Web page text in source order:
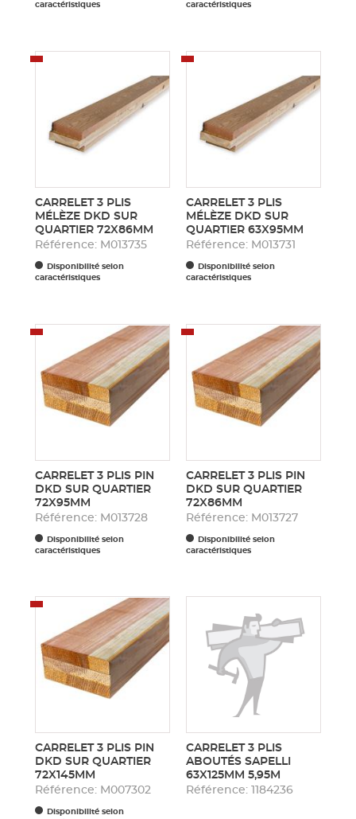
caractéristiques
caractéristiques
CARRELET 3 PLIS
MÉLÈZE DKD SUR
QUARTIER 72X86MM
Référence: M013735
Disponibilité selon
caractéristiques
CARRELET 3 PLIS
MÉLÈZE DKD SUR
QUARTIER 63X95MM
Référence: M013731
Disponibilité selon
caractéristiques
CARRELET 3 PLIS PIN
DKD SUR QUARTIER
72X95MM
Référence: M013728
Disponibilité selon
caractéristiques
CARRELET 3 PLIS PIN
DKD SUR QUARTIER
72X86MM
Référence: M013727
Disponibilité selon
caractéristiques
CARRELET 3 PLIS PIN
DKD SUR QUARTIER
72X145MM
Référence: M007302
Disponibilité selon
CARRELET 3 PLIS
ABOUTÉS SAPELLI
63X125MM 5,95M
Référence: 1184236